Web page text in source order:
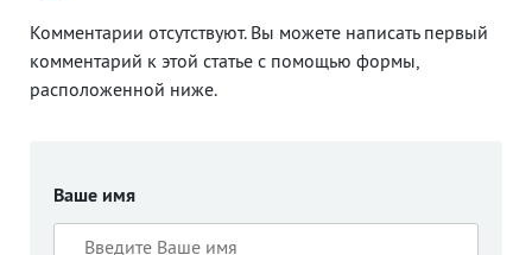
Комментарии отсутствуют. Вы можете написать первый
комментарий к этой статье с помощью формы,
расположенной ниже.
Ваше имя